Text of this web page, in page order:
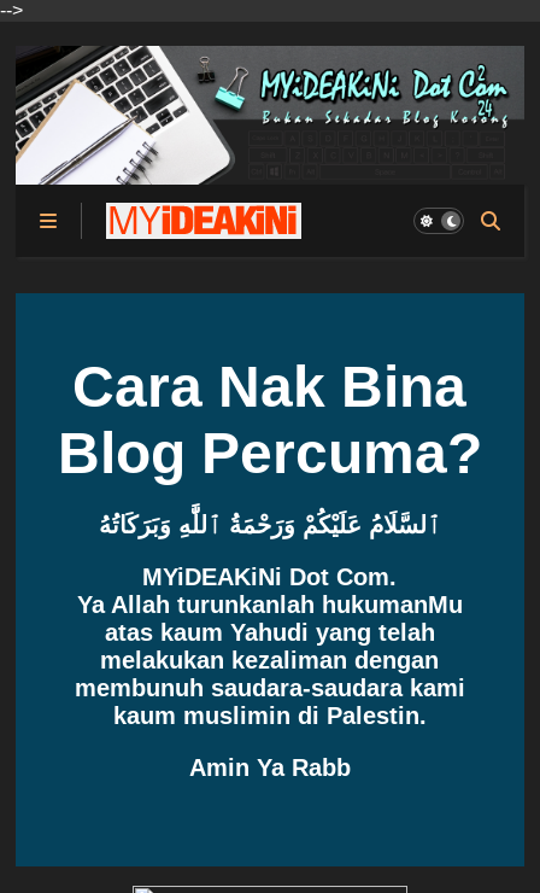
-->
Cara Nak Bina
Blog Percuma?
ٱلسَّلَامُ عَلَيْكُمْ وَرَحْمَةُ ٱللَّٰهِ وَبَرَكَاتُهُ
MYiDEAKiNi Dot Com.
Ya Allah turunkanlah hukumanMu
atas kaum Yahudi yang telah
melakukan kezaliman dengan
membunuh saudara-saudara kami
kaum muslimin di Palestin.
Amin Ya Rabb